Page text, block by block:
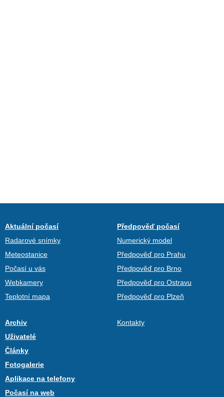
Aktuální počasí
Radarové snímky
Meteostanice
Počasí u vás
Webkamery
Teplotní mapa
Předpověď počasí
Numerický model
Předpověď pro Prahu
Předpověď pro Brno
Předpověď pro Ostravu
Předpověď pro Plzeň
Archiv
Uživatelé
Články
Fotogalerie
Aplikace na telefony
Počasí na web
Kontakty